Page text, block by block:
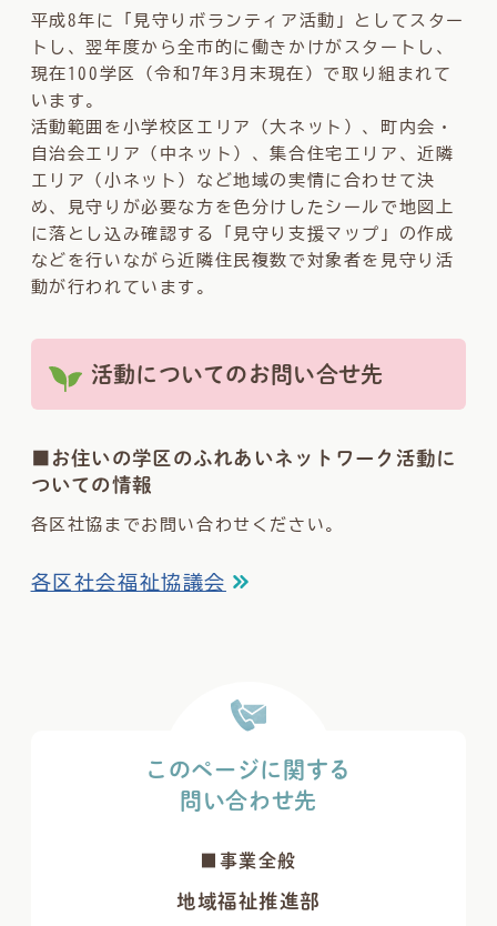
平成8年に「見守りボランティア活動」としてスター
トし、翌年度から全市的に働きかけがスタートし、
現在100学区（令和7年3月末現在）で取り組まれて
います。
活動範囲を小学校区エリア（大ネット）、町内会・
自治会エリア（中ネット）、集合住宅エリア、近隣
エリア（小ネット）など地域の実情に合わせて決
め、見守りが必要な方を色分けしたシールで地図上
に落とし込み確認する「見守り支援マップ」の作成
などを行いながら近隣住民複数で対象者を見守り活
動が行われています。
活動についてのお問い合せ先
■お住いの学区のふれあいネットワーク活動に
ついての情報
各区社協までお問い合わせください。
各区社会福祉協議会
このページに関する
問い合わせ先
■事業全般
地域福祉推進部